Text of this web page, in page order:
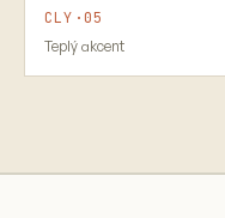
CLY·05
Teplý akcent